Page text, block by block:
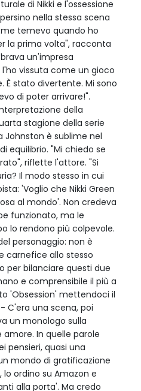
di Nikki e l'ossessione
nella stessa scena
temevo quando ho
la prima volta", racconta
un'impresa
vissuta come un gioco
È stato divertente. Mi sono
di poter arrivare!".
della
stagione della serie
Johnston è sublime nel
equilibrio. "Mi chiedo se
riflette l'attore. "Si
Il modo stesso in cui
'Voglio che Nikki Green
al mondo'. Non credeva
funzionato, ma le
lo rendono più colpevole.
personaggio: non è
carnefice allo stesso
per bilanciare questi due
e comprensibile il più a
'Obsession' mettendoci il
C'era una scena, poi
un monologo sulla
In quelle parole
pensieri, quasi una
mondo di gratificazione
lo ordino su Amazon e
alla porta'. Ma credo